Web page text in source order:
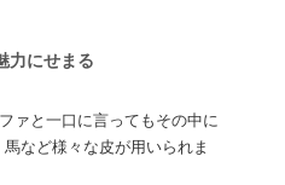
力にせまる
ファと一口に言ってもその中に
馬など様々な皮が用いられま